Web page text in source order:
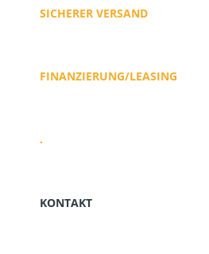
SICHERER VERSAND
FINANZIERUNG/LEASING
.
KONTAKT